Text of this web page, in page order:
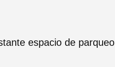
espacio de parqueo